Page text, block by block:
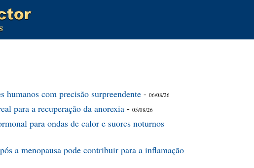
humanos com precisão surpreendente - 06/08/26
para a recuperação da anorexia - 05/08/26
para ondas de calor e suores noturnos
a menopausa pode contribuir para a inflamação